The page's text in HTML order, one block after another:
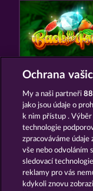
BACK TO THE
MAAAX DIAMONDS
Ochrana
My a naši partneři
jako jsou údaje o
k nim přístup . Výběr
technologie
zpracováváme
vše nebo odvoláním
sledovací
reklamy pro vás
kdykoli znovu